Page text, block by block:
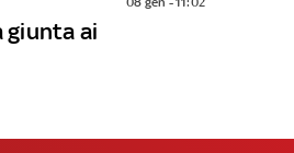
giunta ai